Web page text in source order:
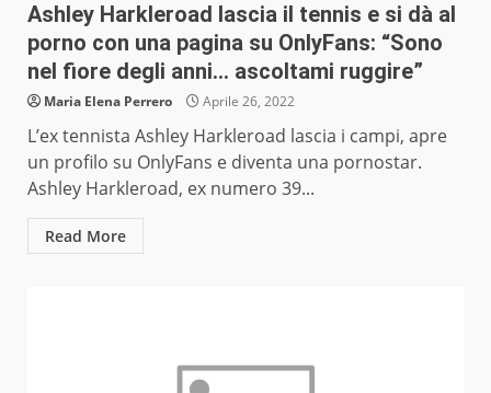
Ashley Harkleroad lascia il tennis e si dà al
porno con una pagina su OnlyFans: “Sono
nel fiore degli anni… ascoltami ruggire”
Maria Elena Perrero Aprile 26, 2022
L’ex tennista Ashley Harkleroad lascia i campi, apre
un profilo su OnlyFans e diventa una pornostar.
Ashley Harkleroad, ex numero 39...
Read More